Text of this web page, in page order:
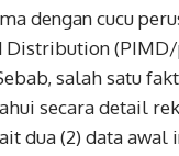
dengan cucu
salah satu
secara detail
dua (2) data